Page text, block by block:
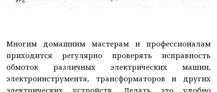
Многим домашним мастерам и профессионалам
приходится регулярно проверять исправность
обмоток различных электрических машин,
электроинструмента, трансформаторов и других
электрических устройств. Делать это удобно